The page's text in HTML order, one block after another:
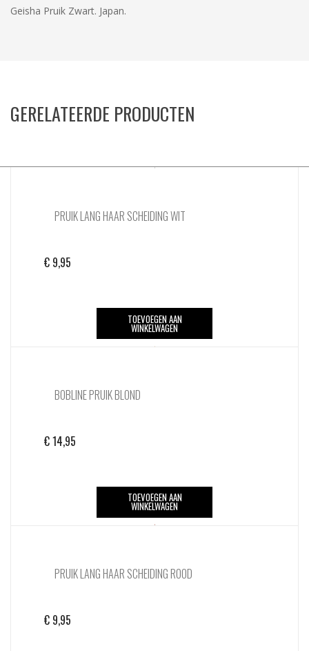
Geisha Pruik Zwart. Japan.
GERELATEERDE PRODUCTEN
PRUIK LANG HAAR SCHEIDING WIT
€ 9,95
TOEVOEGEN AAN
WINKELWAGEN
BOBLINE PRUIK BLOND
€14,95
TOEVOEGEN AAN
WINKELWAGEN
PRUIK LANG HAAR SCHEIDING ROOD
€ 9,95